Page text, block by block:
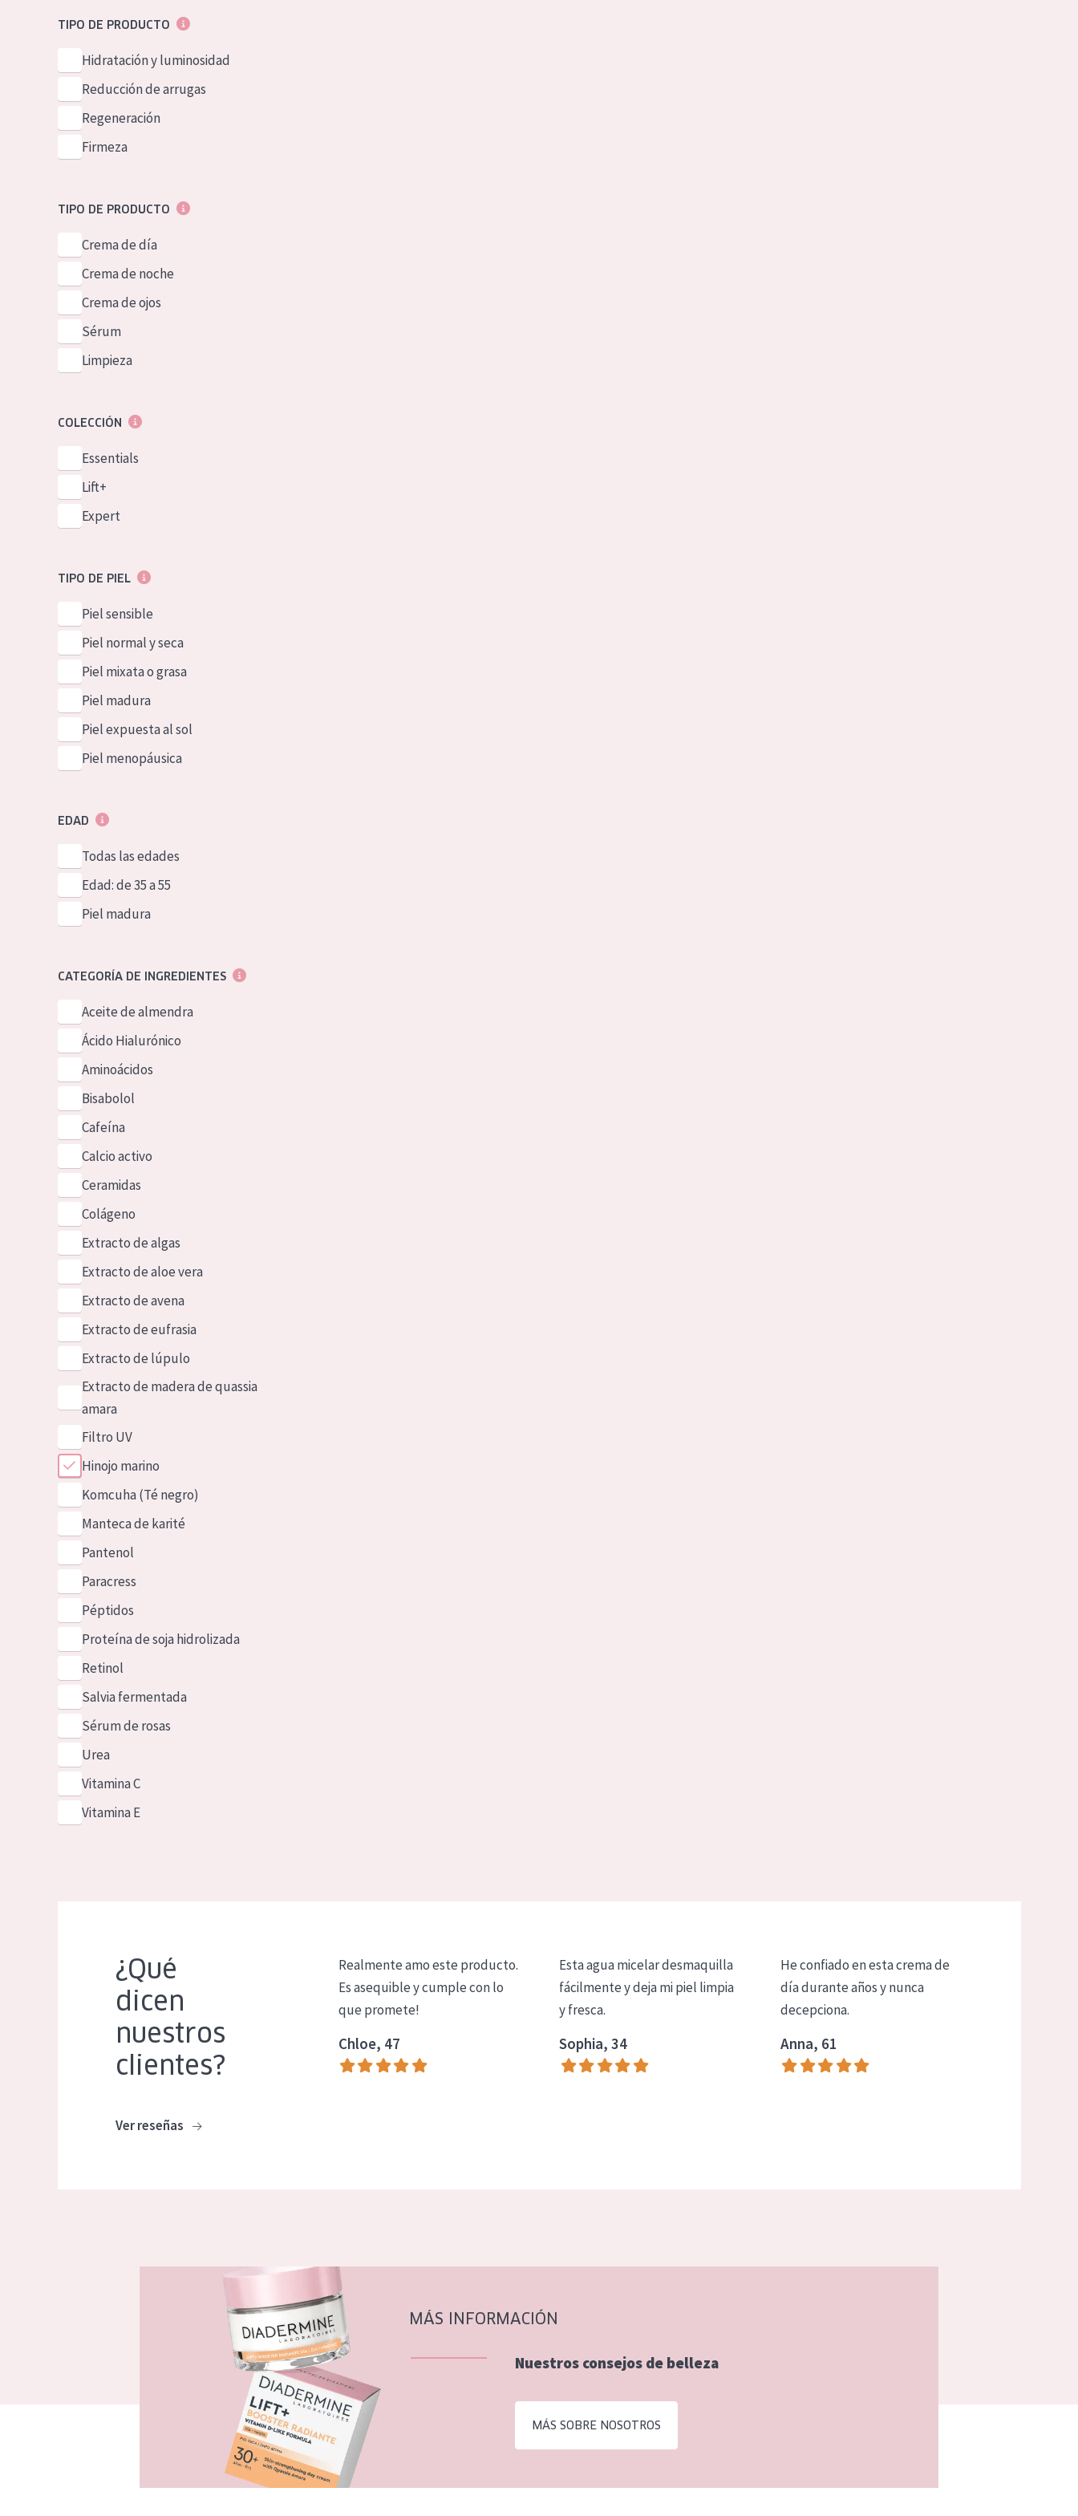
GermanTIPO DE PRODUCTO
Hidratación y luminosidad
Reducción de arrugas
Regeneración
Firmeza
TIPO DE PRODUCTO
Crema de día
Crema de noche
Crema de ojos
Sérum
Limpieza
COLECCIÓN
Essentials
Lift+
Expert
TIPO DE PIEL
Piel sensible
Piel normal y seca
Piel mixata o grasa
Piel madura
Piel expuesta al sol
Piel menopáusica
EDAD
Todas las edades
Edad: de 35 a 55
Piel madura
CATEGORÍA DE INGREDIENTES
Aceite de almendra
Ácido Hialurónico
Aminoácidos
Bisabolol
Cafeína
Calcio activo
Ceramidas
Colágeno
Extracto de algas
Extracto de aloe vera
Extracto de avena
Extracto de eufrasia
Extracto de lúpulo
Extracto de madera de quassia
amara
Filtro UV
Hinojo marino
Komcuha (Té negro)
Manteca de karité
Pantenol
Paracress
Péptidos
Proteína de soja hidrolizada
Retinol
Salvia fermentada
Sérum de rosas
Urea
Vitamina C
Vitamina E
¿Qué
dicen
nuestros
clientes?
Ver reseñas
Realmente amo este producto.
Es asequible y cumple con lo
que promete!
Chloe, 47
Esta agua micelar desmaquilla
fácilmente y deja mi piel limpia
y fresca.
Sophia, 34
He confiado en esta crema de
día durante años y nunca
decepciona.
Anna, 61
MÁS INFORMACIÓN
Nuestros consejos de belleza
MÁS SOBRE NOSOTROS